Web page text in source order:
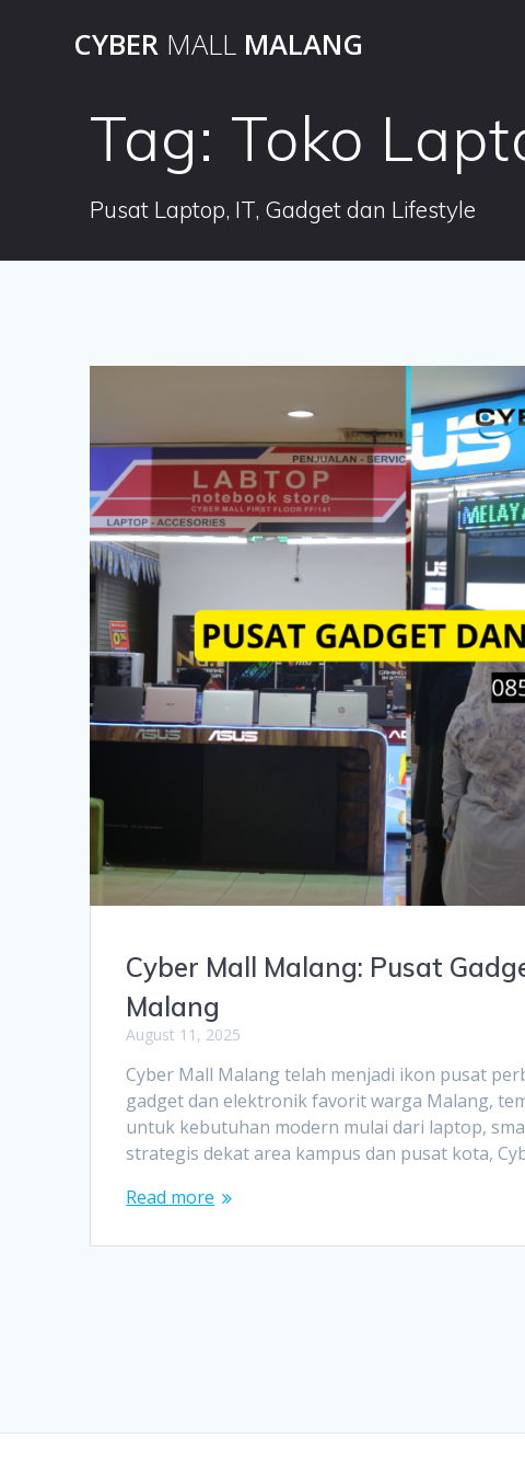
CYBER MALL MALANG
Tag: Toko
Pusat Laptop, IT, Gadget dan Lifestyle
Cyber Mall Malang: Pusat
Malang
August 11, 2025
Cyber Mall Malang telah menjadi ikon pusat
gadget dan elektronik favorit warga Malang,
untuk kebutuhan modern mulai dari laptop,
strategis dekat area kampus dan pusat kota,
Read more